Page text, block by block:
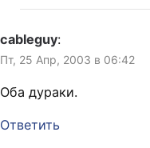
cableguy:
Пт, 25 Апр, 2003 в 06:42
Оба дураки.
Ответить